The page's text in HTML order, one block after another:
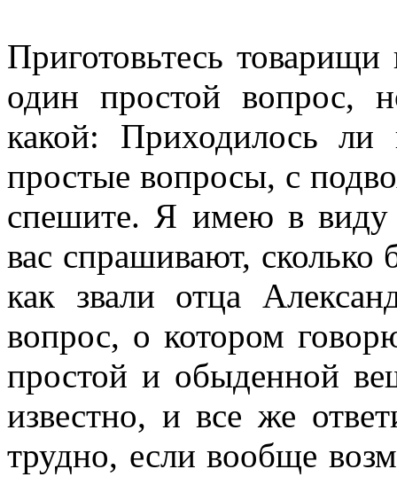
Приготовьтесь
один простой вопрос,
какой: Приходилось ли
простые вопросы, с
спешите. Я имею в виду
вас спрашивают,
как звали отца
вопрос, о котором
простой и обыденной
известно, и все же
трудно, если вообще